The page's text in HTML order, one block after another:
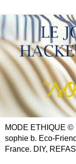
MODE ETHIQUE ©
sophie b. Eco-
France. DIY,